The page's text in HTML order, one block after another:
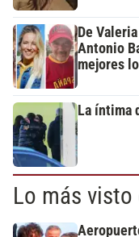
De
Antonio
mejores
La íntima
Lo más visto